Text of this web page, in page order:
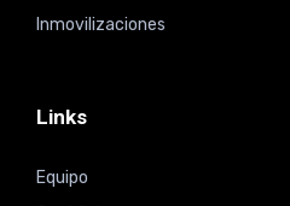
Inmovilizaciones
Links
Equipo